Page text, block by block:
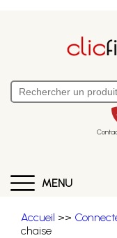
MENU
Accueil >>
chaise